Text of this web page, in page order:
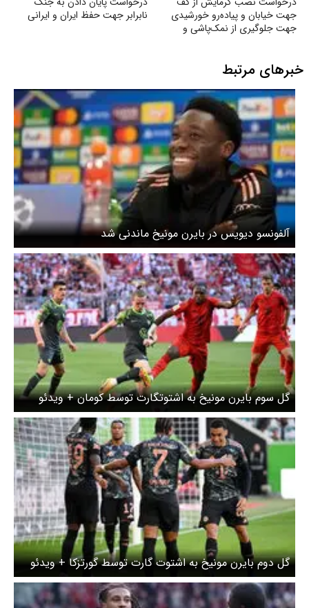
جهت خیابان و پیاده‌رو خورشیدی
جهت جلوگیری از نمک‌پاشی و
نابرابر جهت حفظ ایران و ایرانی
خبرهای مرتبط
آلفونسو دیویس در بایرن مونیخ ماندنی شد
گل سوم بایرن مونیخ به اشتوتگارت توسط کومان + ویدئو
گل دوم بایرن مونیخ به اشتوت گارت توسط گورتزکا + ویدئو